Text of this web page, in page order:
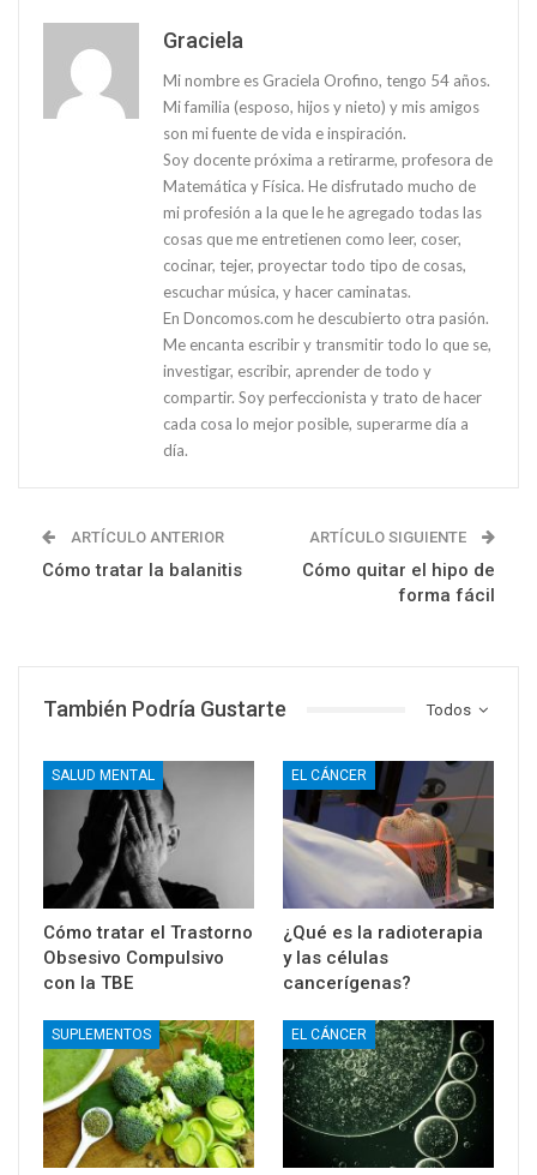
Graciela
Mi nombre es Graciela Orofino, tengo 54 años.
Mi familia (esposo, hijos y nieto) y mis amigos
son mi fuente de vida e inspiración.
Soy docente próxima a retirarme, profesora de
Matemática y Física. He disfrutado mucho de
mi profesión a la que le he agregado todas las
cosas que me entretienen como leer, coser,
cocinar, tejer, proyectar todo tipo de cosas,
escuchar música, y hacer caminatas.
En Doncomos.com he descubierto otra pasión.
Me encanta escribir y transmitir todo lo que se,
investigar, escribir, aprender de todo y
compartir. Soy perfeccionista y trato de hacer
cada cosa lo mejor posible, superarme día a
día.
ARTÍCULO ANTERIOR
Cómo tratar la balanitis
ARTÍCULO SIGUIENTE
Cómo quitar el hipo de
forma fácil
Todos
También Podría Gustarte
SALUD MENTAL
Cómo tratar el Trastorno
Obsesivo Compulsivo
con la TBE
EL CÁNCER
¿Qué es la radioterapia
y las células
cancerígenas?
SUPLEMENTOS EL CÁNCER